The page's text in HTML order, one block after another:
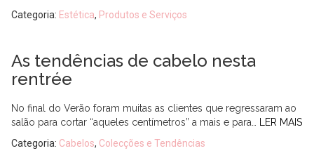
Categoria: Estética, Produtos e Serviços
As tendências de cabelo nesta
rentrée
No final do Verão foram muitas as clientes que regressaram ao
salão para cortar “aqueles centímetros” a mais e para…
LER MAIS
Categoria: Cabelos, Colecções e Tendências